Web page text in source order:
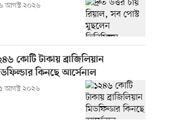
আগস্ট ২০২৬
কোটি টাকায় ব্রাজিলিয়ান
কিনছে আর্সেনাল
আগস্ট ২০২৬